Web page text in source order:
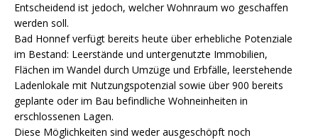
Entscheidend ist jedoch, welcher Wohnraum wo geschaffen
werden soll.
Bad Honnef verfügt bereits heute über erhebliche Potenziale
im Bestand: Leerstände und untergenutzte Immobilien,
Flächen im Wandel durch Umzüge und Erbfälle, leerstehende
Ladenlokale mit Nutzungspotenzial sowie über 900 bereits
geplante oder im Bau befindliche Wohneinheiten in
erschlossenen Lagen.
Diese Möglichkeiten sind weder ausgeschöpft noch